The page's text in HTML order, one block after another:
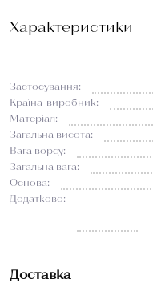
Характеристики
Застосування:
Країна-виробник:
Матеріал:
Загальна висота:
Вага ворсу:
Загальна вага:
Основа:
Додатково:
Доставка